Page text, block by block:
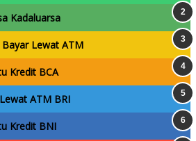
Kadaluarsa
Lewat ATM
Kredit BCA
ATM BRI
Kredit BNI